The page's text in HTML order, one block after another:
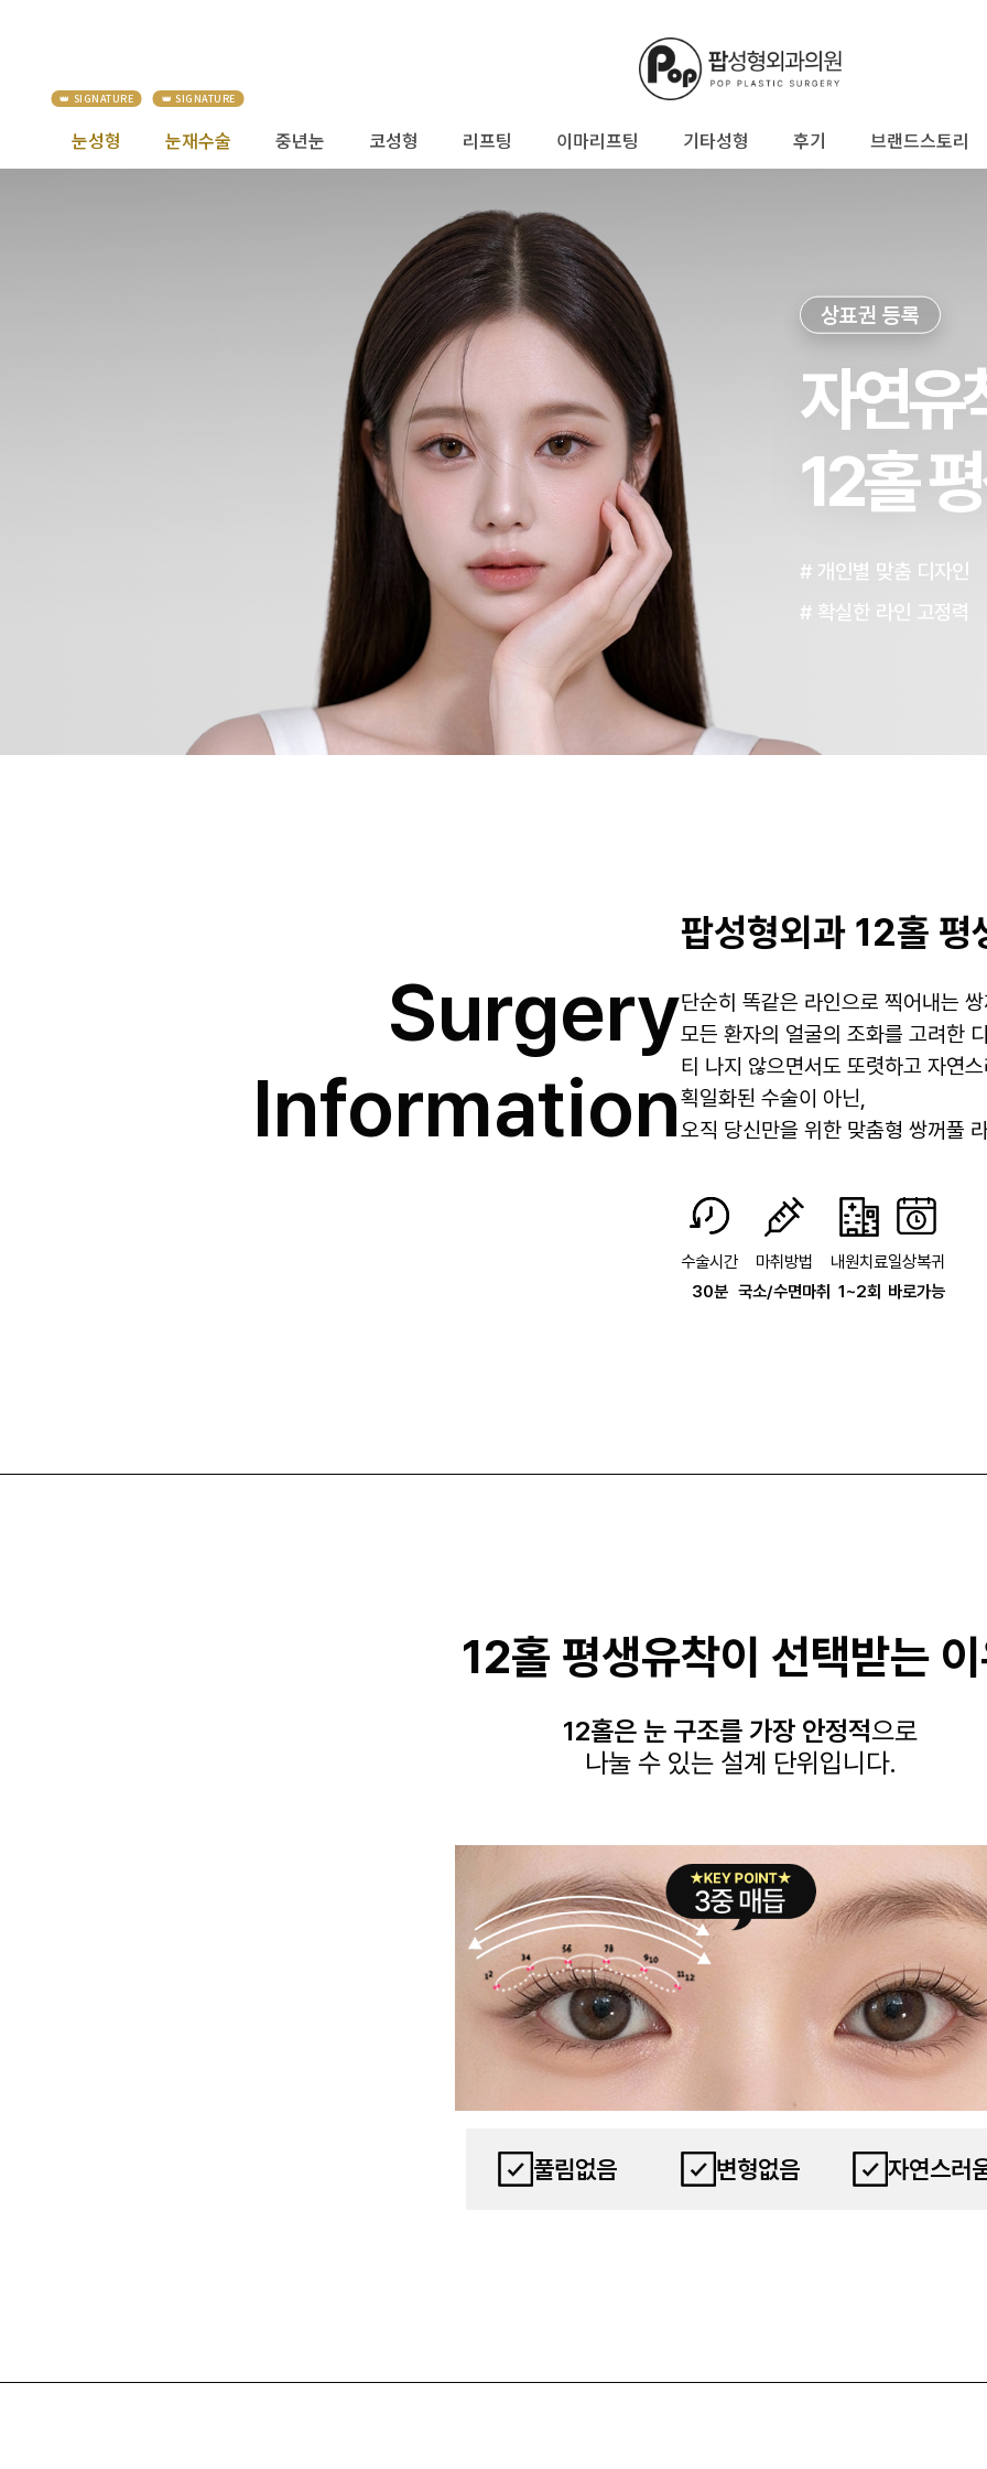
눈성형 눈재수술 중년눈 코성형 리프팅 이마리프팅 기타성형 후기 브랜드스토리
상표권 등록
자연유
12홀
# 개인별 맞춤 디자인
# 확실한 라인 고정력
Surgery
Information
팝성형외과 12홀 평
단순히 똑같은 라인으로 찍어내는
모든 환자의 얼굴의 조화를 고려한
티 나지 않으면서도 또렷하고 자연
획일화된 수술이 아닌,
오직 당신만을 위한 맞춤형 쌍꺼풀
수술시간
30분
마취방법
국소/수면마취
내원치료
1~2회
일상복귀
바로가능
12홀 평생유착이 선택받는
12홀은 눈 구조를 가장 안정적으로
나눌 수 있는 설계 단위입니다.
풀림없음 변형없음 자연스러